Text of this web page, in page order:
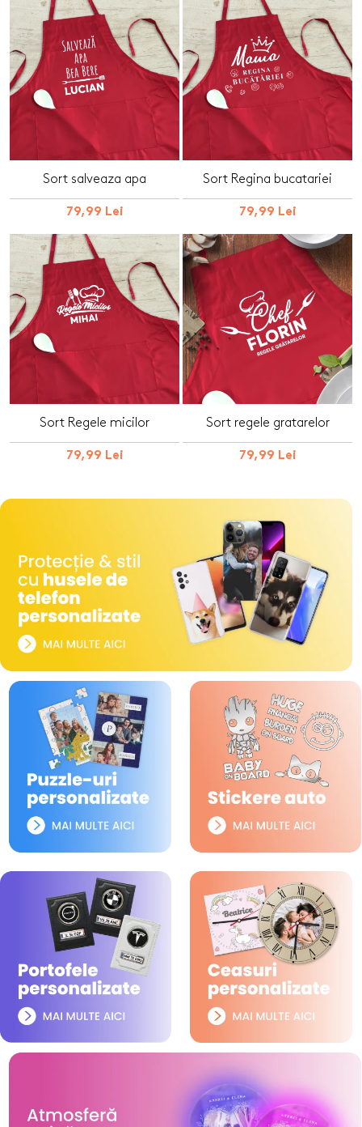
Sort salveaza apa
79,99 Lei
Sort Regina bucatariei
79,99 Lei
Sort Regele micilor
79,99 Lei
Sort regele gratarelor
79,99 Lei